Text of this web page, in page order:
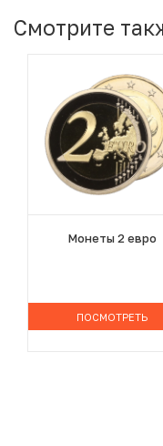
Смотрите
Монеты 2 евро
ПОСМОТРЕТЬ